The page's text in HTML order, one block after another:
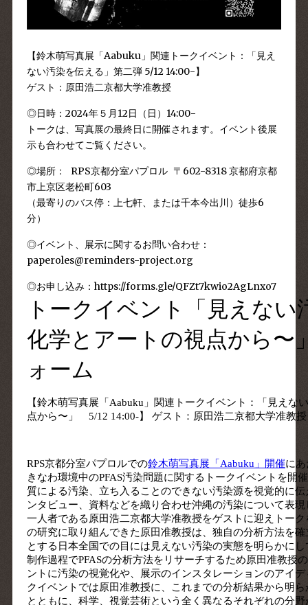
【鈴木萌写真展「Aabuku」関連トークイベント：「見え
ない汚染を伝える」第二弾 5/12 14:00-】
ゲスト：原田浩二京都大学准教授
◎日時：2024年５月12日（日）14:00-
トークは、写真展の最終日に開催されます。イベント後展
示も合わせてご覧ください。
◎場所： RPS京都分室パプロル 〒602-8318 京都府京都
市上京区老松町603
（最寄りのバス停：上七軒、または千本今出川）徒歩6
分）
◎イベント、展示に関するお問い合わせ：
paperoles@reminders-project.org
◎お申し込み： https://forms.gle/QFZt7kwio2AgLnxo7